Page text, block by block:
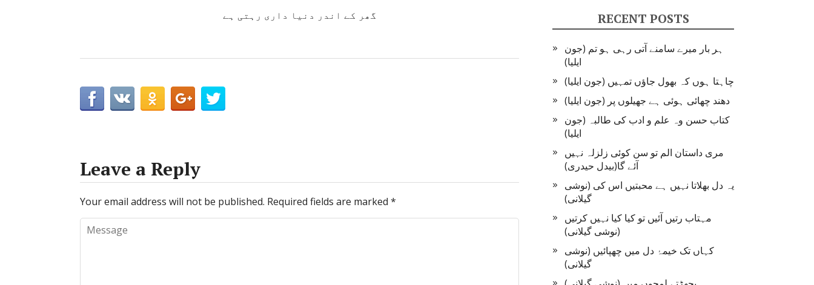
گھر کے اندر دنیا داری رہتی ہے
Leave a Reply
Your email address will not be published. Required fields are marked *
RECENT POSTS
ہر بار میرے سامنے آتی رہی ہو تم (جون
ایلیا)
چاہتا ہوں کہ بھول جاؤں تمہیں (جون ایلیا)
دھند چھائی ہوئی ہے جھیلوں پر (جون ایلیا)
کتاب حسن وہ علم و ادب کی طالبہ (جون
ایلیا)
مری داستان الم تو سن کوئی زلزلہ نہیں
آئے گا(بیدل حیدری)
یہ دل بھلاتا نہیں ہے محبتیں اس کی (نوشی
گیلانی)
مہتاب رتیں آئیں تو کیا کیا نہیں کرتیں
(نوشی گیلانی)
کہاں تک خیمۂ دل میں چھپائیں (نوشی
گیلانی)